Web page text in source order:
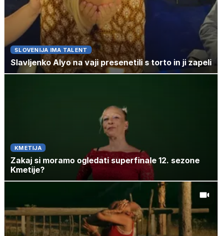
SLOVENIJA IMA TALENT
Slavljenko Alyo na vaji presenetili s torto in ji zapeli
KMETIJA
Zakaj si moramo ogledati superfinale 12. sezone
Kmetije?